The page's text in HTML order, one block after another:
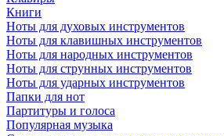
Книги
Ноты для духовых инструментов
Ноты для клавишных инструментов
Ноты для народных инструментов
Ноты для струнных инструментов
Ноты для ударных инструментов
Папки для нот
Партитуры и голоса
Популярная музыка